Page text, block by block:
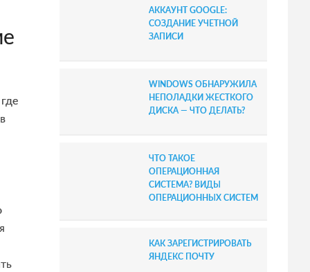
АККАУНТ GOOGLE:
СОЗДАНИЕ УЧЕТНОЙ
ЗАПИСИ
WINDOWS ОБНАРУЖИЛА
НЕПОЛАДКИ ЖЕСТКОГО
ДИСКА — ЧТО ДЕЛАТЬ?
ЧТО ТАКОЕ
ОПЕРАЦИОННАЯ
СИСТЕМА? ВИДЫ
ОПЕРАЦИОННЫХ СИСТЕМ
КАК ЗАРЕГИСТРИРОВАТЬ
ЯНДЕКС ПОЧТУ